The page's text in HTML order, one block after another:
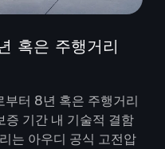
혹은 주행거리
부터 8년 혹은 주행거리
기간 내 기술적 결함
는 아우디 공식 고전압